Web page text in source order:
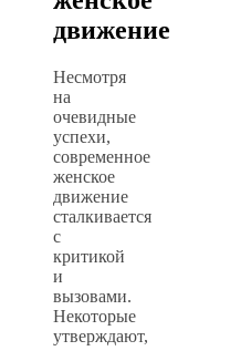
движение
Несмотря
на
очевидные
успехи,
современное
женское
движение
сталкивается
с
критикой
и
вызовами.
Некоторые
утверждают,